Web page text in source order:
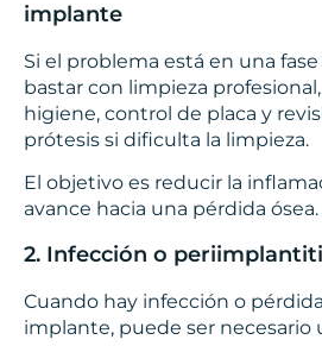
implante
Si el problema está en una
bastar con limpieza
higiene, control de placa y
prótesis si dificulta la limpieza.
El objetivo es reducir la
avance hacia una pérdida ósea.
2. Infección o
Cuando hay infección o
implante, puede ser